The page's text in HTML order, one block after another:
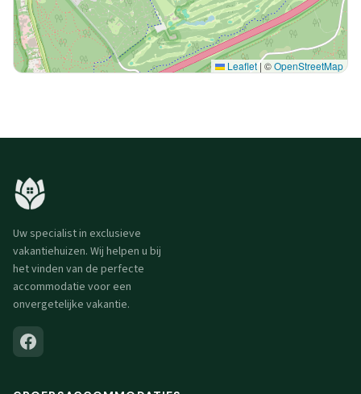
Leaflet | ©OpenStreetMap
Uw specialist in exclusieve
vakantiehuizen. Wij helpen u bij
het vinden van de perfecte
accommodatie voor een
onvergetelijke vakantie.